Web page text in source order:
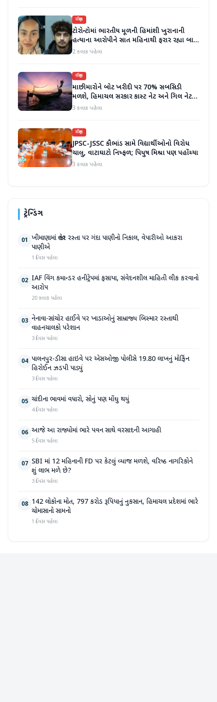
રાષ્ટ્રીય
ટોરોન્ટોમાં ભારતીય મૂળની હિમાંશી ખુરાનાની
હત્યાના આરોપીને સાત મહિનાથી ફરાર રહ્યા બાદ
ધરપકડ કરવામાં આવી
2 કલાક પહેલા
રાષ્ટ્રીય
માછીમારોને બોટ ખરીદી પર 70% સબસિડી
મળશે, હિમાચલ સરકાર કાસ્ટ નેટ અને ગિલ નેટ
પર 90% સબસિડી આપશે
3 કલાક પહેલા
રાષ્ટ્રીય
JPSC-JSSC કૌભાંડ સામે વિદ્યાર્થીઓનો વિરોધ
ચાલુ, વાટાઘાટો નિષ્ફળ; પિયુષ મિશ્રા પણ પહોંચ્યા
3 કલાક પહેલા
ટ્રેન્ડિંગ
01 ખીમાણામાં જાહેર રસ્તા પર ગંદા પાણીનો નિકાલ, વેપારીઓ આકરા
પાણીએ
1 દિવસ પહેલા
02 IAF વિંગ કમાન્ડર હનીટ્રેપમાં ફસાયા, સંવેદનશીલ માહિતી લીક કરવાનો
આરોપ
20 કલાક પહેલા
03 નેનાવા-સાંચોર હાઈવે પર ખાડાઓનું સામ્રાજ્ય બિસ્માર રસ્તાથી
વાહનચાલકો પરેશાન
3 દિવસ પહેલા
04 પાલનપુર-ડીસા હાઇવે પર એસઓજી પોલીસે 19.80 લાખનું મોર્ફિન
હિરોઈન ઝડપી પાડ્યું
3 દિવસ પહેલા
05 ચાંદીના ભાવમાં વધારો, સોનું પણ મોંઘુ થયું
4 દિવસ પહેલા
06 આજે આ રાજ્યોમાં ભારે પવન સાથે વરસાદની આગાહી
5 દિવસ પહેલા
07 SBI માં 12 મહિનાની FD પર કેટલું વ્યાજ મળશે, વરિષ્ઠ નાગરિકોને
શું લાભ મળે છે?
3 દિવસ પહેલા
08 142 લોકોના મોત, 797 કરોડ રૂપિયાનું નુકસાન, હિમાચલ પ્રદેશમાં ભારે
ચોમાસાનો સામનો
1 દિવસ પહેલા